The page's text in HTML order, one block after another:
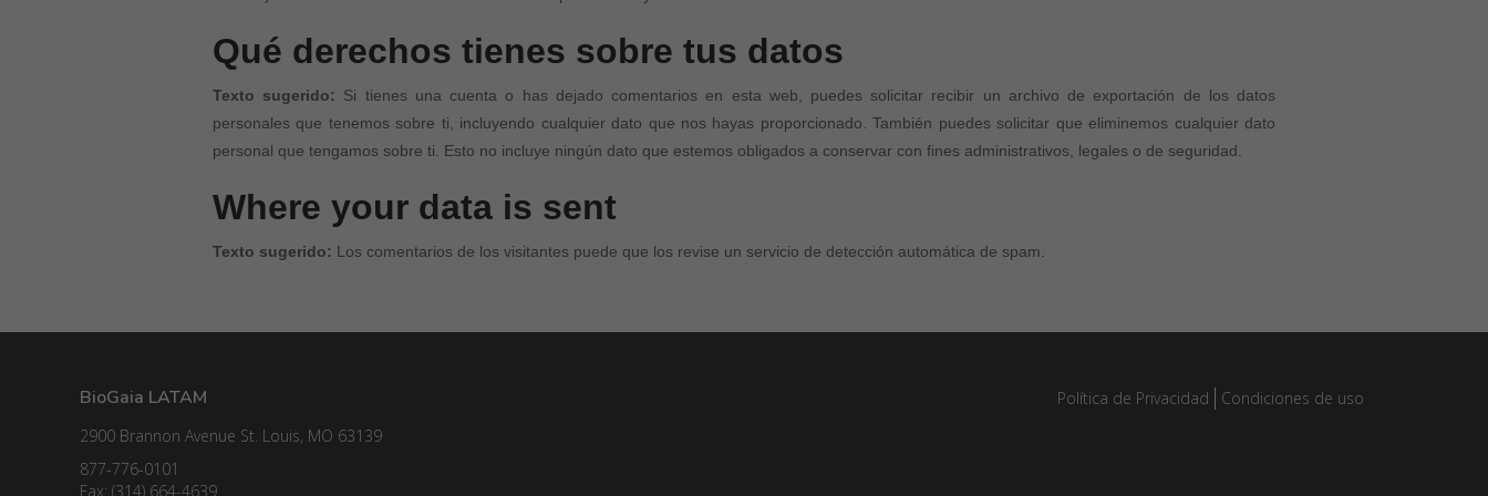
México
Panamá
República Dominicana
Qué derechos tienes sobre tus datos
Texto sugerido: Si tienes una cuenta o has dejado comentarios en esta web, puedes solicitar recibir un archivo de exportación de los datos
personales que tenemos sobre ti, incluyendo cualquier dato que nos hayas proporcionado. También puedes solicitar que eliminemos cualquier dato
personal que tengamos sobre ti. Esto no incluye ningún dato que estemos obligados a conservar con fines administrativos, legales o de seguridad.
Where your data is sent
Texto sugerido: Los comentarios de los visitantes puede que los revise un servicio de detección automática de spam.
BioGaia LATAM
2900 Brannon Avenue St. Louis, MO 63139
877-776-0101
Fax: (314) 664-4639
Política de Privacidad Condiciones de uso